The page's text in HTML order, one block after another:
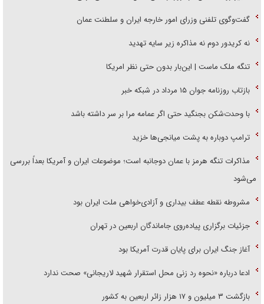
گفت‌وگوی تلفنی وزرای امور خارجه ایران و سلطنت عمان
نه کریدور دوم نه مذاکره زیر سایه تهدید
تنگه ملک ماست | این‌بار بدون حتی نظر امریکا
بازتاب روزنامه جوان ۱۵ مرداد در شبکه خبر
با وحدت‌شکن بجنگید حتی اگر عمامه مرا بر سر داشته باشد
ترامپ دوباره به پشت میانجی‌ها خزید
مذاکرات تنگه هرمز با عمان دوجانبه است؛ موضوعات ایران و آمریکا بعداً بررسی
می‌شود
مشروطه نقطه عطف بیداری و آزادی‌خواهی ملت ایران بود
جزئیات برگزاری پیاده‌روی جاماندگان اربعین در تهران
آغاز جنگ ایران برای پایان قدرت آمریکا بود
ادعا درباره «نحوه رد زنی محل استقرار شهید لاریجانی» صحت ندارد
بازگشت ۳ میلیون و ۱۷ هزار زائر اربعین به کشور